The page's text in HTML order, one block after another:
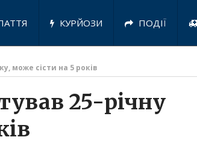
КУРЙОЗИ ПОДІЇ
може сісти на 5 років
25-річну